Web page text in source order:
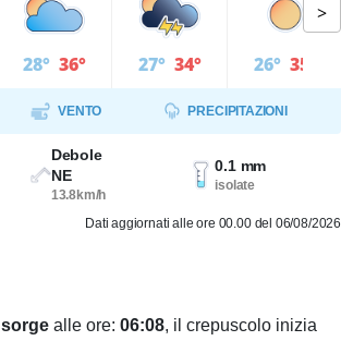
28° 36° 27° 34° 26° 35°
>
VENTO PRECIPITAZIONI
Debole
NE
13.8km/h
0.1 mm
isolate
Dati aggiornati alle ore 00.00 del 06/08/2026
sorge alle ore: 06:08, il crepuscolo inizia